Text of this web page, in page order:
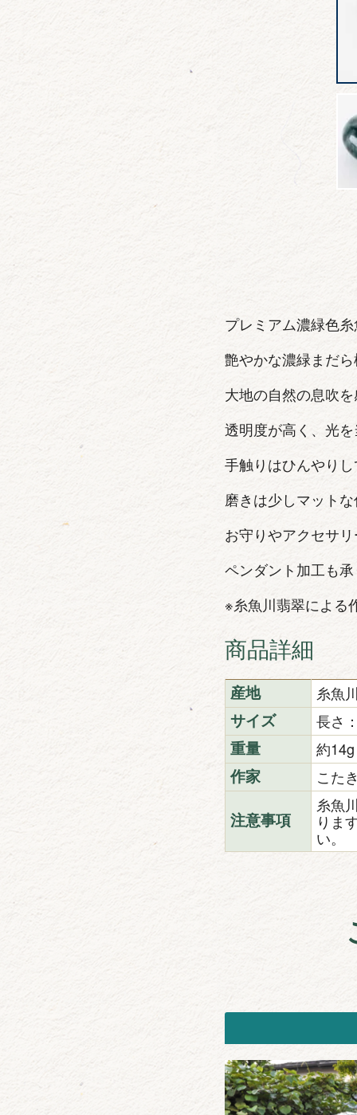
プレミアム濃緑色
艶やかな濃緑まだ
大地の自然の息吹
透明度が高く、光
手触りはひんやり
磨きは少しマット
お守りやアクセサ
ペンダント加工も
※糸魚川翡翠による
商品詳細
産地 糸魚
サイズ 長さ
重量 約14g
作家 こた
注意事項
糸魚
りま
い。